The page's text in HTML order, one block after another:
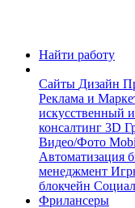
Найти работу
Сайты Дизайн
Реклама и
искусственный
консалтинг 3D
Видео/Фото
Автоматизация
менеджмент
блокчейн
Фрилансеры